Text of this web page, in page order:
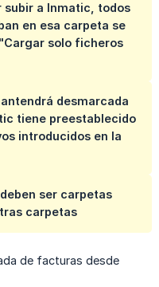
subir a Inmatic, todos
en esa carpeta se
solo ficheros
desmarcada
tiene preestablecido
introducidos en la
ser carpetas
carpetas
de facturas desde